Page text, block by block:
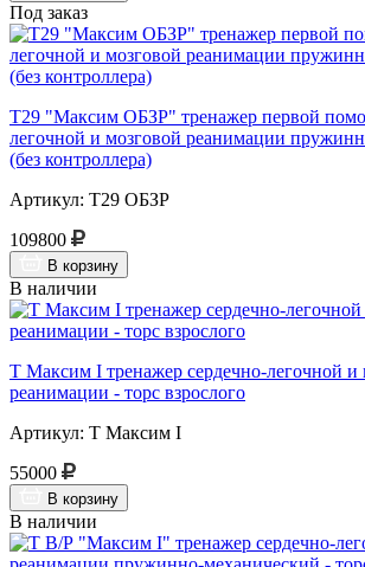
Под заказ
Т29 "Максим ОБЗР" тренажер первой
легочной и мозговой реанимации
(без контроллера)
Артикул: Т29 ОБЗР
109800
В корзину
В наличии
Т Максим I тренажер сердечно-легочной и
реанимации - торс взрослого
Артикул: Т Максим I
55000
В корзину
В наличии